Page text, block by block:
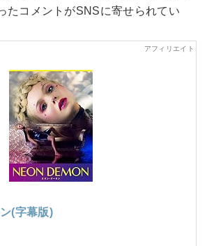
たコメントがSNSに寄せられてい
(字幕版)